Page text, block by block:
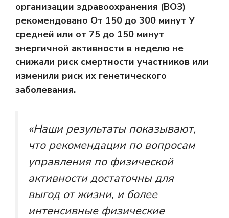
организации здравоохранения (ВОЗ)
рекомендовано От 150 до 300 минут У
средней или от 75 до 150 минут
энергичной активности в неделю не
снижали риск смертности участников или
изменили риск их генетического
заболевания.
«Наши результаты показывают,
что рекомендации по вопросам
управления по физической
активности достаточны для
выгод от жизни, и более
интенсивные физические